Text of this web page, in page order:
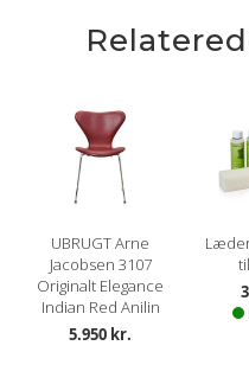
UBRUGT Arne
Jacobsen 3107
Originalt Elegance
Indian Red Anilin
5.950 kr.